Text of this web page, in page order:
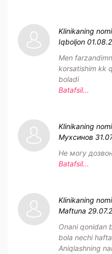
Klinikaning
Iqboljon
Men
korsatishim kk
boladi
Batafsil...
Klinikaning
Мухсинов
Не могу
Batafsil...
Klinikaning
Maftuna
Onani qonidan
bola nechi
Aniqlashning